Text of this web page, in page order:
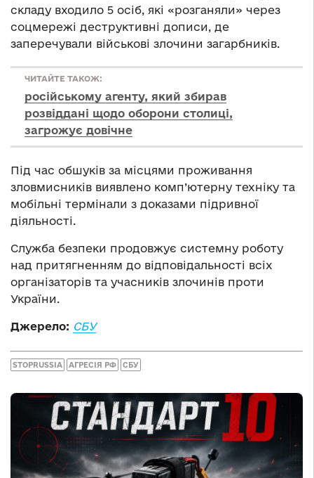
складу входило 5 осіб, які «розганяли» через
соцмережі деструктивні дописи, де
заперечували військові злочини загарбників.
ЧИТАЙТЕ ТАКОЖ:
російському агенту, який збирав
розвіддані щодо оборони столиці,
загрожує довічне
Під час обшуків за місцями проживання
зловмисників виявлено комп’ютерну техніку та
мобільні термінали з доказами підривної
діяльності.
Служба безпеки продовжує системну роботу
над притягненням до відповідальності всіх
організаторів та учасників злочинів проти
України.
Джерело: СБУ
STOPRUSSIA АГРЕСІЯ РФ СБУ